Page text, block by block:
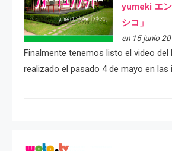
yumeki エ
シコ」
en 15 junio
Finalmente tenemos listo el video del
realizado el pasado 4 de mayo en las